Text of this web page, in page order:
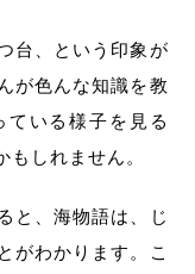
台、という印象が
が色んな知識を教
ている様子を見る
しれません。
と、海物語は、じ
がわかります。こ